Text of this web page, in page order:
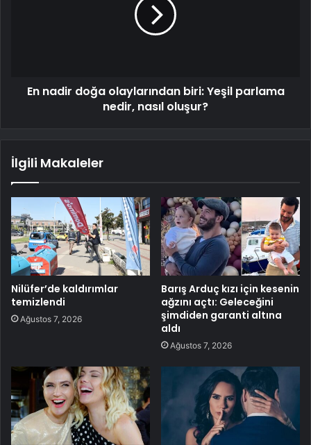
En nadir doğa olaylarından biri: Yeşil parlama
nedir, nasıl oluşur?
İlgili Makaleler
Nilüfer’de kaldırımlar
temizlendi
Ağustos 7, 2026
Barış Arduç kızı için kesenin
ağzını açtı: Geleceğini
şimdiden garanti altına
aldı
Ağustos 7, 2026